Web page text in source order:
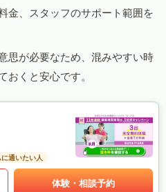
金、スタッフのサポート範囲を
思が必要なため、混みやすい時
おくと安心です。
通いたい人
体験・相談予約